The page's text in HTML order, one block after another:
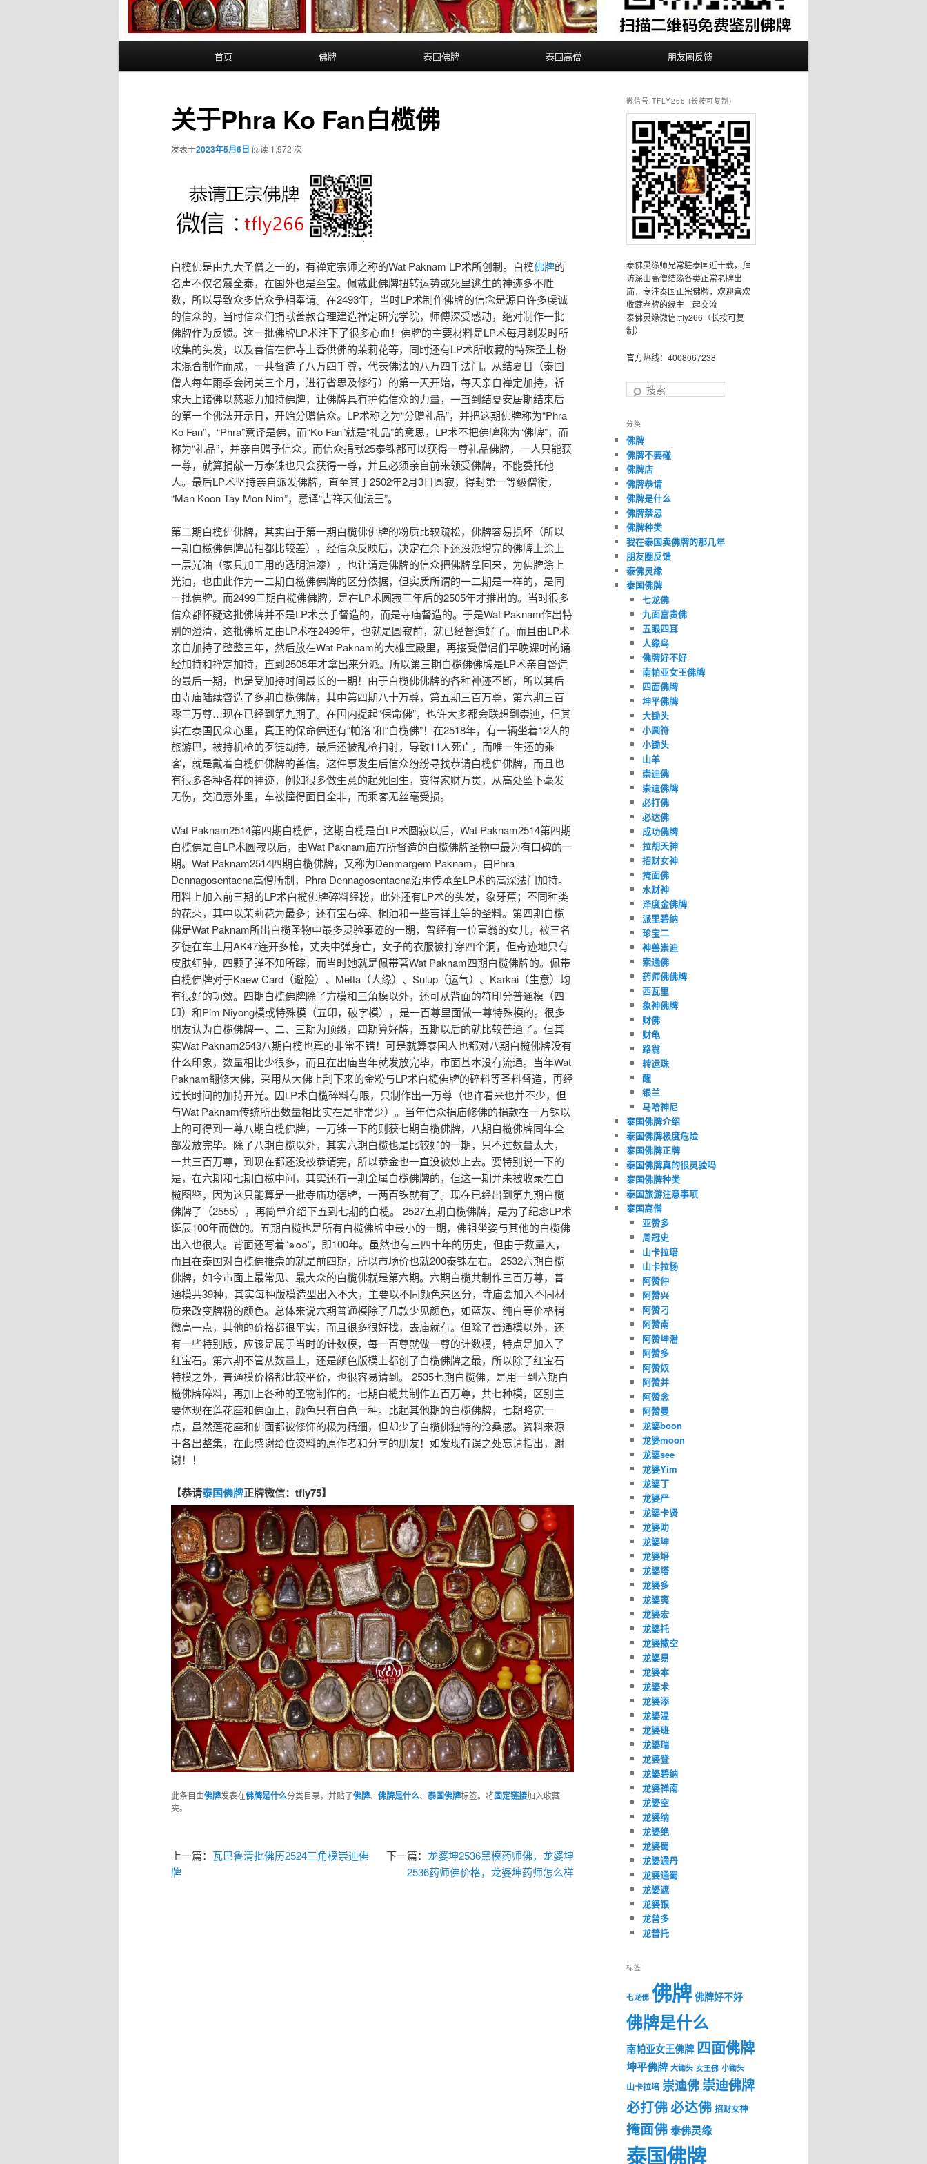
首页 佛牌 泰国佛牌 泰国高僧 朋友圈反馈
关于Phra Ko Fan白榄佛
发表于2023年5月6日 阅读 1,972 次
白榄佛是由九大圣僧之一的，有禅定宗师之称的Wat Paknam LP术所创制。白榄佛牌的
名声不仅名震全泰，在国外也是至宝。佩戴此佛牌扭转运势或死里逃生的神迹多不胜
数，所以导致众多信众争相奉请。在2493年，当时LP术制作佛牌的信念是源自许多虔诚
的信众的，当时信众们捐献善款合理建造禅定研究学院，师傅深受感动，绝对制作一批
佛牌作为反馈。这一批佛牌LP术注下了很多心血！佛牌的主要材料是LP术每月剃发时所
收集的头发，以及善信在佛寺上香供佛的茉莉花等，同时还有LP术所收藏的特殊圣土粉
末混合制作而成，一共督造了八万四千尊，代表佛法的八万四千法门。从结夏日（泰国
僧人每年雨季会闭关三个月，进行省思及修行）的第一天开始，每天亲自禅定加持，祈
求天上诸佛以慈悲力加持佛牌，让佛牌具有护佑信众的力量，一直到结夏安居期结束后
的第一个佛法开示日，开始分赠信众。LP术称之为“分赠礼品”，并把这期佛牌称为“Phra
Ko Fan”，“Phra”意译是佛，而“Ko Fan”就是“礼品”的意思，LP术不把佛牌称为“佛牌”，而
称为“礼品”，并亲自赠予信众。而信众捐献25泰铢都可以获得一尊礼品佛牌，一人只能获
一尊，就算捐献一万泰铢也只会获得一尊，并且必须亲自前来领受佛牌，不能委托他
人。最后LP术坚持亲自派发佛牌，直至其于2502年2月3日圆寂，得封第一等级僧衔，
“Man Koon Tay Mon Nim”，意译“吉祥天仙法王”。
第二期白榄佛佛牌，其实由于第一期白榄佛佛牌的粉质比较疏松，佛牌容易损坏（所以
一期白榄佛佛牌品相都比较差），经信众反映后，决定在余下还没派增完的佛牌上涂上
一层光油（家具加工用的透明油漆），也让请走佛牌的信众把佛牌拿回来，为佛牌涂上
光油，也由此作为一二期白榄佛佛牌的区分依据，但实质所谓的一二期是一样的，是同
一批佛牌。而2499三期白榄佛佛牌，是在LP术圆寂三年后的2505年才推出的。当时很多
信众都怀疑这批佛牌并不是LP术亲手督造的，而是寺庙督造的。于是Wat Paknam作出特
别的澄清，这批佛牌是由LP术在2499年，也就是圆寂前，就已经督造好了。而且由LP术
亲自加持了整整三年，然后放在Wat Paknam的大雄宝殿里，再接受僧侣们早晚课时的诵
经加持和禅定加持，直到2505年才拿出来分派。所以第三期白榄佛佛牌是LP术亲自督造
的最后一期，也是受加持时间最长的一期！由于白榄佛佛牌的各种神迹不断，所以其后
由寺庙陆续督造了多期白榄佛牌，其中第四期八十万尊，第五期三百万尊，第六期三百
零三万尊…现在已经到第九期了。在国内提起“保命佛”，也许大多都会联想到崇迪，但其
实在泰国民众心里，真正的保命佛还有“帕洛”和“白榄佛”！在2518年，有一辆坐着12人的
旅游巴，被持机枪的歹徒劫持，最后还被乱枪扫射，导致11人死亡，而唯一生还的乘
客，就是戴着白榄佛佛牌的善信。这件事发生后信众纷纷寻找恭请白榄佛佛牌，而且也
有很多各种各样的神迹，例如很多做生意的起死回生，变得家财万贯，从高处坠下毫发
无伤，交通意外里，车被撞得面目全非，而乘客无丝毫受损。
Wat Paknam2514第四期白榄佛，这期白榄是自LP术圆寂以后，Wat Paknam2514第四期
白榄佛是自LP术圆寂以后，由Wat Paknam庙方所督造的白榄佛牌圣物中最为有口碑的一
期。Wat Paknam2514四期白榄佛牌，又称为Denmargem Paknam，由Phra
Dennagosentaena高僧所制，Phra Dennagosentaena沿用传承至LP术的高深法门加持。
用料上加入前三期的LP术白榄佛牌碎料经粉，此外还有LP术的头发，象牙蕉；不同种类
的花朵，其中以茉莉花为最多；还有宝石碎、桐油和一些吉祥土等的圣料。第四期白榄
佛是Wat Paknam所出白榄圣物中最多灵验事迹的一期，曾经有一位富翁的女儿，被三名
歹徒在车上用AK47连开多枪，丈夫中弹身亡，女子的衣服被打穿四个洞，但奇迹地只有
皮肤红肿，四颗子弹不知所踪，而当时她就是佩带著Wat Paknam四期白榄佛牌的。佩带
白榄佛牌对于Kaew Card（避险）、Metta（人缘）、Sulup（运气）、Karkai（生意）均
有很好的功效。四期白榄佛牌除了方模和三角模以外，还可从背面的符印分普通模（四
印）和Pim Niyong模或特殊模（五印，破字模），是一百尊里面做一尊特殊模的。很多
朋友认为白榄佛牌一、二、三期为顶级，四期算好牌，五期以后的就比较普通了。但其
实Wat Paknam2543八期白榄也真的非常不错！可是就算泰国人也都对八期白榄佛牌没有
什么印象，数量相比少很多，而且在出庙当年就发放完毕，市面基本没有流通。当年Wat
Paknam翻修大佛，采用从大佛上刮下来的金粉与LP术白榄佛牌的碎料等圣料督造，再经
过长时间的加持开光。因LP术白榄碎料有限，只制作出一万尊（也许看来也并不少，但
与Wat Paknam传统所出数量相比实在是非常少）。当年信众捐庙修佛的捐款在一万铢以
上的可得到一尊八期白榄佛牌，一万铢一下的则获七期白榄佛牌，八期白榄佛牌同年全
部发放完毕。除了八期白榄以外，其实六期白榄也是比较好的一期，只不过数量太大，
一共三百万尊，到现在都还没被恭请完，所以恭金也一直没被炒上去。要特别说一下的
是，在六期和七期白榄中间，其实还有一期金属白榄佛牌的，但这一期并未被收录在白
榄图鉴，因为这只能算是一批寺庙功德牌，一两百铢就有了。现在已经出到第九期白榄
佛牌了（2555），再简单介绍下五到七期的白榄。 2527五期白榄佛牌，是为了纪念LP术
诞辰100年而做的。五期白榄也是所有白榄佛牌中最小的一期，佛祖坐姿与其他的白榄佛
出入也很大。背面还写着“๑๐๐”，即100年。虽然也有三四十年的历史，但由于数量大，
而且在泰国对白榄佛推崇的就是前四期，所以市场价也就200泰铢左右。 2532六期白榄
佛牌，如今市面上最常见、最大众的白榄佛就是第六期。六期白榄共制作三百万尊，普
通模共39种，其实每种版模造型出入不大，主要以不同颜色来区分，寺庙会加入不同材
质来改变牌粉的颜色。总体来说六期普通模除了几款少见颜色，如蓝灰、纯白等价格稍
微高一点，其他的价格都很平实，而且很多很好找，去庙就有。但除了普通模以外，还
有一些特别版，应该是属于当时的计数模，每一百尊就做一尊的计数模，特点是加入了
红宝石。第六期不管从数量上，还是颜色版模上都创了白榄佛牌之最，所以除了红宝石
特模之外，普通模价格都比较平价，也很容易请到。 2535七期白榄佛，是用一到六期白
榄佛牌碎料，再加上各种的圣物制作的。七期白榄共制作五百万尊，共七种模，区别主
要体现在莲花座和佛面上，颜色只有白色一种。比起其他期的白榄佛牌，七期略宽一
点，虽然莲花座和佛面都被修饰的极为精细，但却少了白榄佛独特的沧桑感。资料来源
于各出整集，在此感谢给位资料的原作者和分享的朋友！如发现有误之处忘请指出，谢
谢！！
【恭请泰国佛牌正牌微信：tfly75】
此条目由佛牌发表在佛牌是什么分类目录，并贴了佛牌、 佛牌是什么、 泰国佛牌标签。将固定链接加入收藏
夹。
上一篇： 瓦巴鲁清批佛历2524三角模崇迪佛
牌
下一篇： 龙婆坤2536黑模药师佛，龙婆坤
2536药师佛价格，龙婆坤药师怎么样
微信号:TFLY266 (长按可复制)
泰佛灵缘师兄常驻泰国近十载，拜
访深山高僧结缘各类正常老牌出
庙，专注泰国正宗佛牌，欢迎喜欢
收藏老牌的缘主一起交流
泰佛灵缘微信:tfly266（长按可复
制）
官方热线：4008067238
搜
分类
佛牌
佛牌不要碰
佛牌店
佛牌恭请
佛牌是什么
佛牌禁忌
佛牌种类
我在泰国卖佛牌的那几年
朋友圈反馈
泰佛灵缘
泰国佛牌
七龙佛
九面富贵佛
五眼四耳
人缘鸟
佛牌好不好
南帕亚女王佛牌
四面佛牌
坤平佛牌
大锄头
小圆符
小锄头
山羊
崇迪佛
崇迪佛牌
必打佛
必达佛
成功佛牌
拉胡天神
招财女神
掩面佛
水财神
泽度金佛牌
派里碧纳
珍宝二
神兽崇迪
索通佛
药师佛佛牌
西瓦里
象神佛牌
财佛
财龟
路翁
转运珠
醒
银兰
马哈神尼
泰国佛牌介绍
泰国佛牌极度危险
泰国佛牌正牌
泰国佛牌真的很灵验吗
泰国佛牌种类
泰国旅游注意事项
泰国高僧
亚赞多
周冠史
山卡拉培
山卡拉杨
阿赞仲
阿赞兴
阿赞刁
阿赞南
阿赞坤潘
阿赞多
阿赞奴
阿赞并
阿赞念
阿赞曼
龙婆boon
龙婆moon
龙婆see
龙婆Yim
龙婆丁
龙婆严
龙婆卡贤
龙婆叻
龙婆坤
龙婆培
龙婆塔
龙婆多
龙婆夷
龙婆宏
龙婆托
龙婆撒空
龙婆易
龙婆本
龙婆术
龙婆添
龙婆温
龙婆班
龙婆瑞
龙婆登
龙婆碧纳
龙婆禅南
龙婆空
龙婆纳
龙婆绝
龙婆蜀
龙婆通丹
龙婆通蜀
龙婆遮
龙婆银
龙普多
龙普托
标签
七龙佛 佛牌 佛牌好不好
佛牌是什么
南帕亚女王佛牌 四面佛牌
坤平佛牌 大锄头 女王佛 小锄头
山卡拉培 崇迪佛崇迪佛牌
必打佛必达佛 招财女神
掩面佛泰佛灵缘
泰国佛牌